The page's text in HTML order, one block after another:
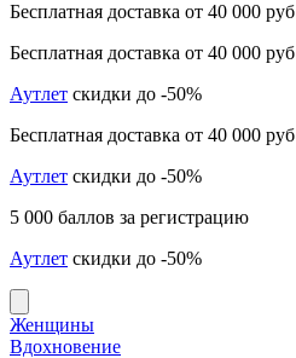
Бесплатная доставка от 40 000 руб
Бесплатная доставка от 40 000 руб
Аутлет скидки до -50%
Бесплатная доставка от 40 000 руб
Аутлет скидки до -50%
5 000 баллов за регистрацию
Аутлет скидки до -50%
Женщины
Вдохновение